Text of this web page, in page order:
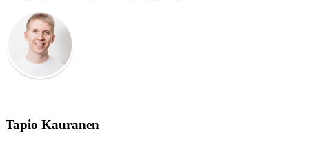
Tapio Kauranen